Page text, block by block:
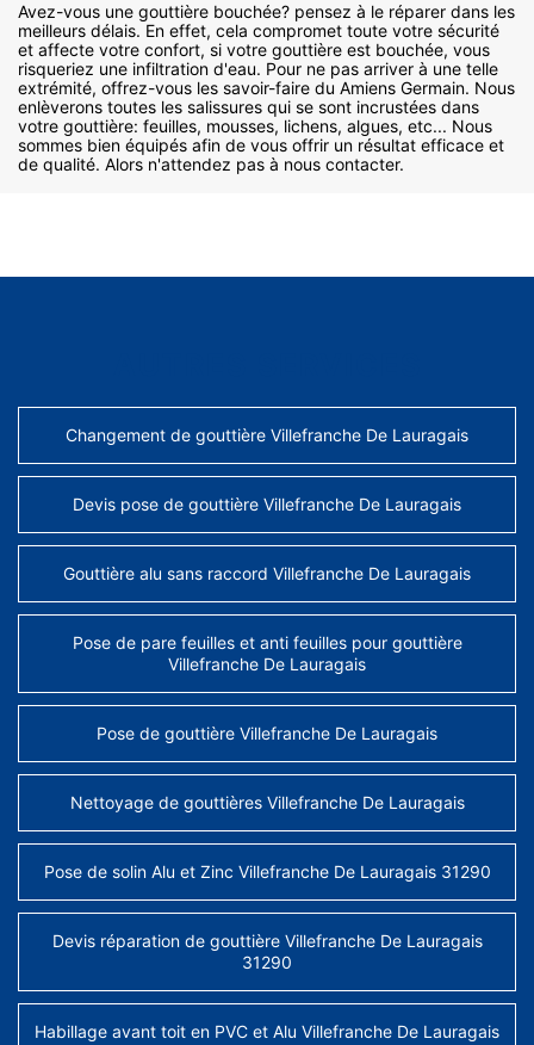
Avez-vous une gouttière bouchée? pensez à le réparer dans les
meilleurs délais. En effet, cela compromet toute votre sécurité
et affecte votre confort, si votre gouttière est bouchée, vous
risqueriez une infiltration d'eau. Pour ne pas arriver à une telle
extrémité, offrez-vous les savoir-faire du Amiens Germain. Nous
enlèverons toutes les salissures qui se sont incrustées dans
votre gouttière: feuilles, mousses, lichens, algues, etc... Nous
sommes bien équipés afin de vous offrir un résultat efficace et
de qualité. Alors n'attendez pas à nous contacter.
Changement de gouttière Villefranche De Lauragais
Devis pose de gouttière Villefranche De Lauragais
Gouttière alu sans raccord Villefranche De Lauragais
Pose de pare feuilles et anti feuilles pour gouttière
Villefranche De Lauragais
Pose de gouttière Villefranche De Lauragais
Nettoyage de gouttières Villefranche De Lauragais
Pose de solin Alu et Zinc Villefranche De Lauragais 31290
Devis réparation de gouttière Villefranche De Lauragais
31290
Habillage avant toit en PVC et Alu Villefranche De Lauragais